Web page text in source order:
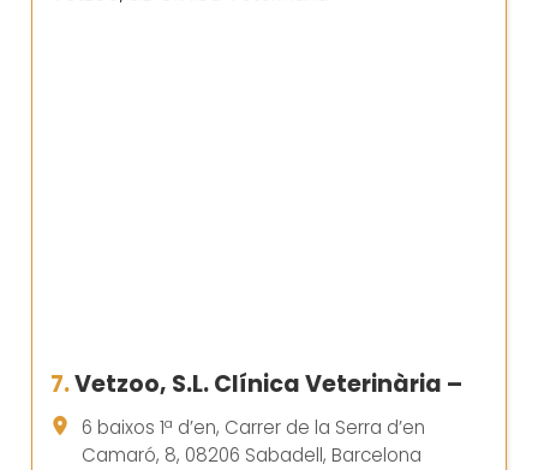
7.Vetzoo, S.L. Clínica Veterinària –
6 baixos 1ª d’en, Carrer de la Serra d’en
Camaró, 8, 08206 Sabadell, Barcelona